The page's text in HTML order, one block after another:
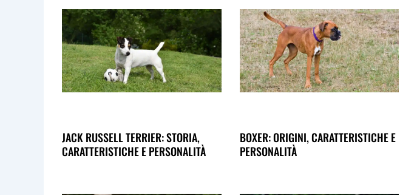
JACK RUSSELL TERRIER: STORIA,
CARATTERISTICHE E PERSONALITÀ
BOXER: ORIGINI, CARATTERISTICHE E
PERSONALITÀ